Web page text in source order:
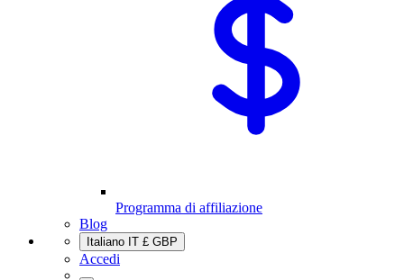
Programma di affiliazione
Blog
Italiano IT £ GBP
Accedi